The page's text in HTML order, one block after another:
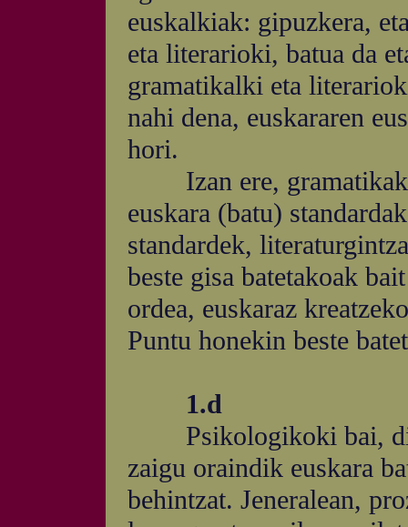
euskalkiak: gipuzkera,
eta literarioki, batua da
gramatikalki eta
nahi dena, euskararen
hori.
Izan ere, gramatikak,
euskara (batu)
standardek,
beste gisa batetakoak
ordea, euskaraz
Puntu honekin beste
1.d
Psikologikoki bai,
zaigu oraindik euskara
behintzat. Jeneralean,